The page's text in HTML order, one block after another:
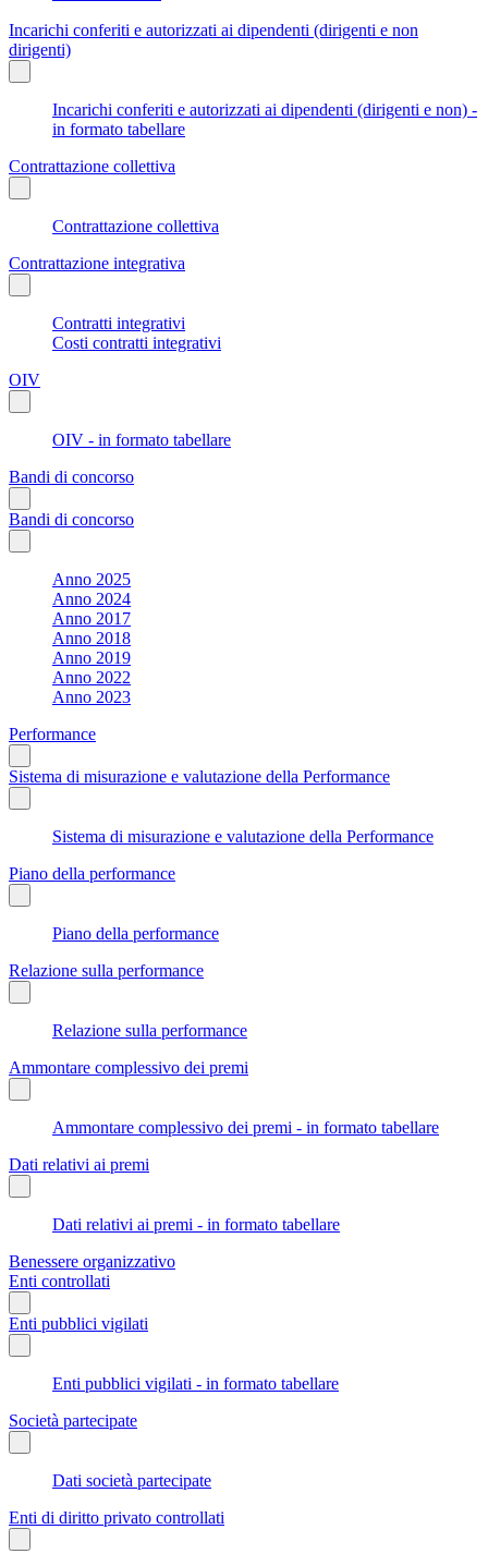
Incarichi conferiti e autorizzati ai dipendenti (dirigenti e non
dirigenti)
Incarichi conferiti e autorizzati ai dipendenti (dirigenti e non) -
in formato tabellare
Contrattazione collettiva
Contrattazione collettiva
Contrattazione integrativa
Contratti integrativi
Costi contratti integrativi
OIV
OIV - in formato tabellare
Bandi di concorso
Bandi di concorso
Anno 2025
Anno 2024
Anno 2017
Anno 2018
Anno 2019
Anno 2022
Anno 2023
Performance
Sistema di misurazione e valutazione della Performance
Sistema di misurazione e valutazione della Performance
Piano della performance
Piano della performance
Relazione sulla performance
Relazione sulla performance
Ammontare complessivo dei premi
Ammontare complessivo dei premi - in formato tabellare
Dati relativi ai premi
Dati relativi ai premi - in formato tabellare
Benessere organizzativo
Enti controllati
Enti pubblici vigilati
Enti pubblici vigilati - in formato tabellare
Società partecipate
Dati società partecipate
Enti di diritto privato controllati